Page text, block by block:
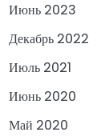
Июнь 2023
Декабрь 2022
Июль 2021
Июнь 2020
Май 2020